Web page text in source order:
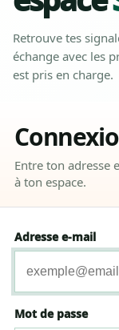
Retrouve tes
échange avec les
est pris en charge.
Entre ton adresse
à ton espace.
Adresse e-mail
Mot de passe